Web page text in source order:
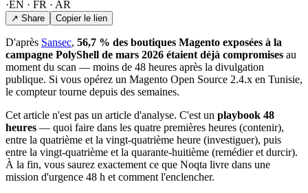
·EN · FR · AR
↗ Share Copier le lien
D'après Sansec, 56,7 % des boutiques Magento exposées à la
campagne PolyShell de mars 2026 étaient déjà compromises au
moment du scan — moins de 48 heures après la divulgation
publique. Si vous opérez un Magento Open Source 2.4.x en Tunisie,
le compteur tourne depuis des semaines.
Cet article n'est pas un article d'analyse. C'est un playbook 48
heures — quoi faire dans les quatre premières heures (contenir),
entre la quatrième et la vingt-quatrième heure (investiguer), puis
entre la vingt-quatrième et la quarante-huitième (remédier et durcir).
À la fin, vous saurez exactement ce que Noqta livre dans une
mission d'urgence 48 h et comment l'enclencher.